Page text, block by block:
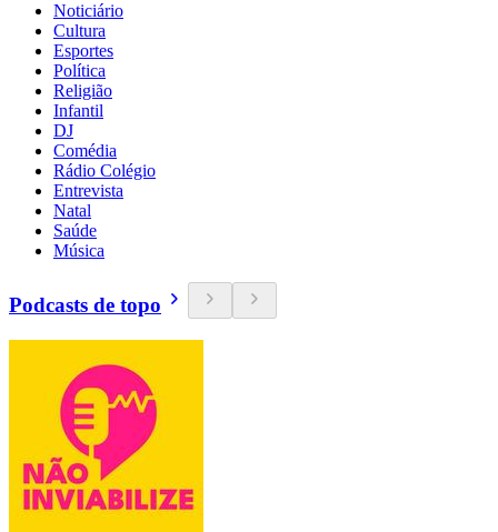
Noticiário
Cultura
Esportes
Política
Religião
Infantil
DJ
Comédia
Rádio Colégio
Entrevista
Natal
Saúde
Música
Podcasts de topo